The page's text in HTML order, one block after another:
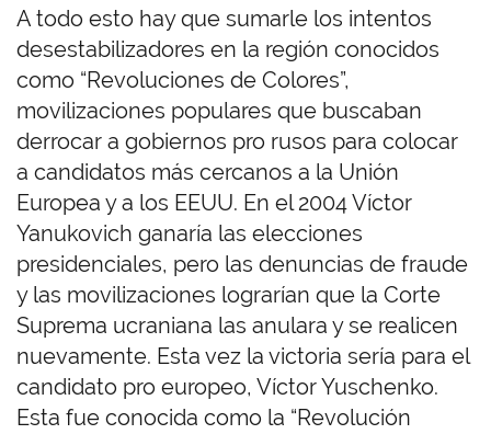
A todo esto hay que sumarle los intentos
desestabilizadores en la región conocidos
como “Revoluciones de Colores”,
movilizaciones populares que buscaban
derrocar a gobiernos pro rusos para colocar
a candidatos más cercanos a la Unión
Europea y a los EEUU. En el 2004 Víctor
Yanukovich ganaría las elecciones
presidenciales, pero las denuncias de fraude
y las movilizaciones lograrían que la Corte
Suprema ucraniana las anulara y se realicen
nuevamente. Esta vez la victoria sería para el
candidato pro europeo, Víctor Yuschenko.
Esta fue conocida como la “Revolución